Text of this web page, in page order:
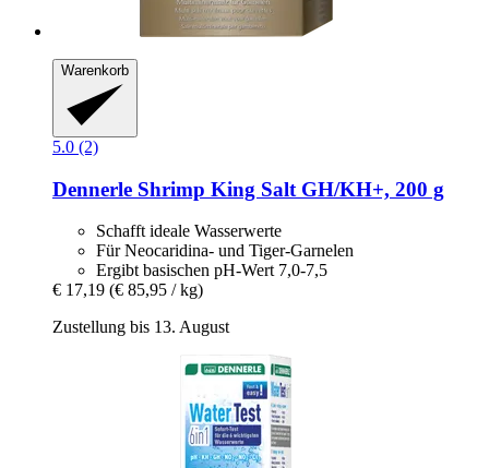
Warenkorb
5.0 (2)
Dennerle Shrimp King Salt GH/KH+, 200 g
Schafft ideale Wasserwerte
Für Neocaridina- und Tiger-Garnelen
Ergibt basischen pH-Wert 7,0-7,5
€ 17,19 (€ 85,95 / kg)
Zustellung bis 13. August